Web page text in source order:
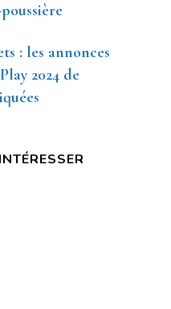
: les annonces
2024 de